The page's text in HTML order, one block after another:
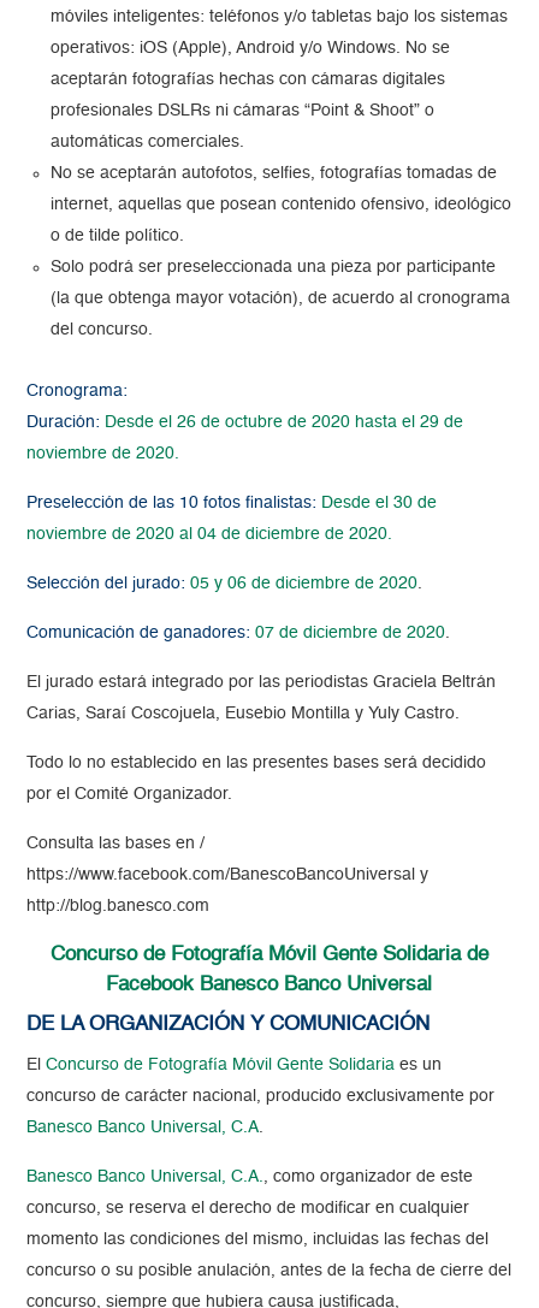
móviles inteligentes: teléfonos y/o tabletas bajo los sistemas
operativos: iOS (Apple), Android y/o Windows. No se
aceptarán fotografías hechas con cámaras digitales
profesionales DSLRs ni cámaras “Point & Shoot” o
automáticas comerciales.
No se aceptarán autofotos, selfies, fotografías tomadas de
internet, aquellas que posean contenido ofensivo, ideológico
o de tilde político.
Solo podrá ser preseleccionada una pieza por participante
(la que obtenga mayor votación), de acuerdo al cronograma
del concurso.
Cronograma:
Duración: Desde el 26 de octubre de 2020 hasta el 29 de
noviembre de 2020.
Preselección de las 10 fotos finalistas: Desde el 30 de
noviembre de 2020 al 04 de diciembre de 2020.
Selección del jurado: 05 y 06 de diciembre de 2020.
Comunicación de ganadores: 07 de diciembre de 2020.
El jurado estará integrado por las periodistas Graciela Beltrán
Carias, Saraí Coscojuela, Eusebio Montilla y Yuly Castro.
Todo lo no establecido en las presentes bases será decidido
por el Comité Organizador.
Consulta las bases en /
https://www.facebook.com/BanescoBancoUniversal y
http://blog.banesco.com
Concurso de Fotografía Móvil Gente Solidaria de
Facebook Banesco Banco Universal
DE LA ORGANIZACIÓN Y COMUNICACIÓN
ElConcurso de Fotografía Móvil Gente Solidaria es un
concurso de carácter nacional, producido exclusivamente por
Banesco Banco Universal, C.A.
Banesco Banco Universal, C.A., como organizador de este
concurso, se reserva el derecho de modificar en cualquier
momento las condiciones del mismo, incluidas las fechas del
concurso o su posible anulación, antes de la fecha de cierre del
concurso, siempre que hubiera causa justificada,